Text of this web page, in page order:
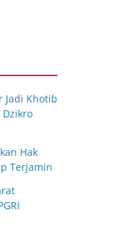
Jadi Khotib
Hak
Terjamin